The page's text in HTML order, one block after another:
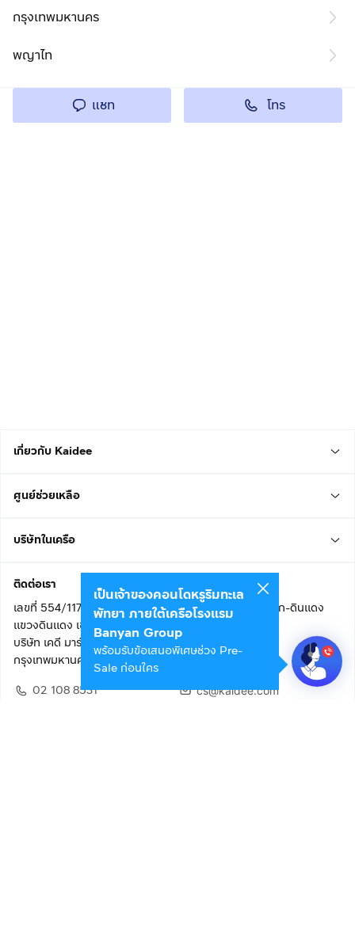
กรุงเทพมหานคร
พญาไท
แชท โทร
เกี่ยวกับ Kaidee
ศูนย์ช่วยเหลือ
บริษัทในเครือ
ติดต่อเรา
เลขที่ 554/117 อาคารสกายไนน์ เซ็นเตอร์ ชั้น 22 ถนนอโศก-ดินแดง
แขวงดินแดง เขตดินแดง
บริษัท เคดี มาร์เก็ตเพลส จำกัด (สำนักงานใหญ่)
กรุงเทพมหานคร 10400
02 108 8531
cs@kaidee.com
เป็นเจ้าของคอนโดหรูริมทะเล
พัทยา ภายใต้เครือโรงแรม
Banyan Group
พร้อมรับข้อเสนอพิเศษช่วง Pre-
Sale ก่อนใคร